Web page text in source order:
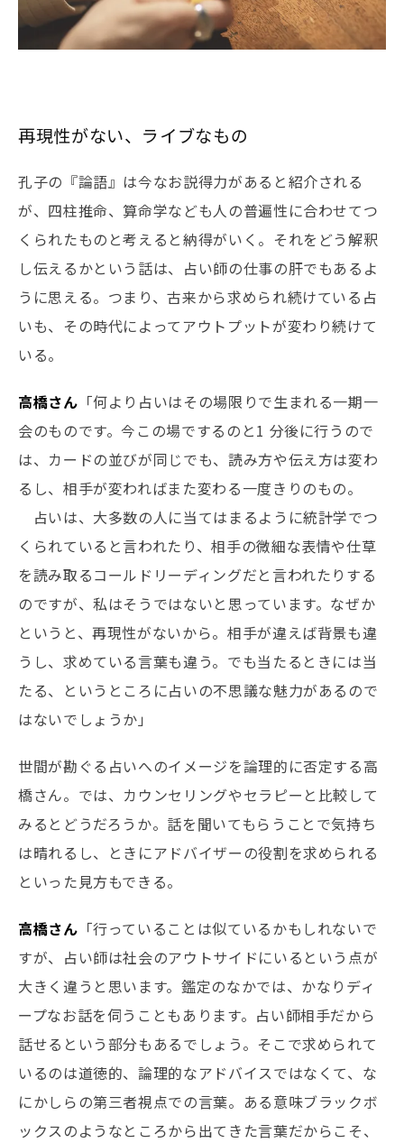
再現性がない、ライブなもの
孔子の『論語』は今なお説得力があると紹介される
が、四柱推命、算命学なども人の普遍性に合わせてつ
くられたものと考えると納得がいく。それをどう解釈
し伝えるかという話は、占い師の仕事の肝でもあるよ
うに思える。つまり、古来から求められ続けている占
いも、その時代によってアウトプットが変わり続けて
いる。
高橋さん 「何より占いはその場限りで生まれる一期一
会のものです。今この場でするのと1 分後に行うので
は、カードの並びが同じでも、読み方や伝え方は変わ
るし、相手が変わればまた変わる一度きりのもの。
占いは、大多数の人に当てはまるように統計学でつ
くられていると言われたり、相手の微細な表情や仕草
を読み取るコールドリーディングだと言われたりする
のですが、私はそうではないと思っています。なぜか
というと、再現性がないから。相手が違えば背景も違
うし、求めている言葉も違う。でも当たるときには当
たる、というところに占いの不思議な魅力があるので
はないでしょうか」
世間が勘ぐる占いへのイメージを論理的に否定する高
橋さん。では、カウンセリングやセラピーと比較して
みるとどうだろうか。話を聞いてもらうことで気持ち
は晴れるし、ときにアドバイザーの役割を求められる
といった見方もできる。
高橋さん 「行っていることは似ているかもしれないで
すが、占い師は社会のアウトサイドにいるという点が
大きく違うと思います。鑑定のなかでは、かなりディ
ープなお話を伺うこともあります。占い師相手だから
話せるという部分もあるでしょう。そこで求められて
いるのは道徳的、論理的なアドバイスではなくて、な
にかしらの第三者視点での言葉。ある意味ブラックボ
ックスのようなところから出てきた言葉だからこそ、